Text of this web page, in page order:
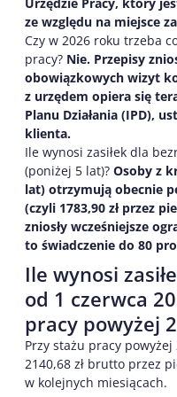
Urzędzie Pracy, który
ze względu na miejsce
Czy w 2026 roku trzeba
pracy? Nie. Przepisy
obowiązkowych wizyt
z urzędem opiera się
Planu Działania (IPD),
klienta.
Ile wynosi zasiłek dla
(poniżej 5 lat)? Osoby z
lat) otrzymują obecnie
(czyli 1783,90 zł przez
zniosły wcześniejsze
to świadczenie do 80
Ile wynosi
od 1 czerwca
pracy powyżej
Przy stażu pracy
2140,68 zł brutto przez
w kolejnych miesiącach.